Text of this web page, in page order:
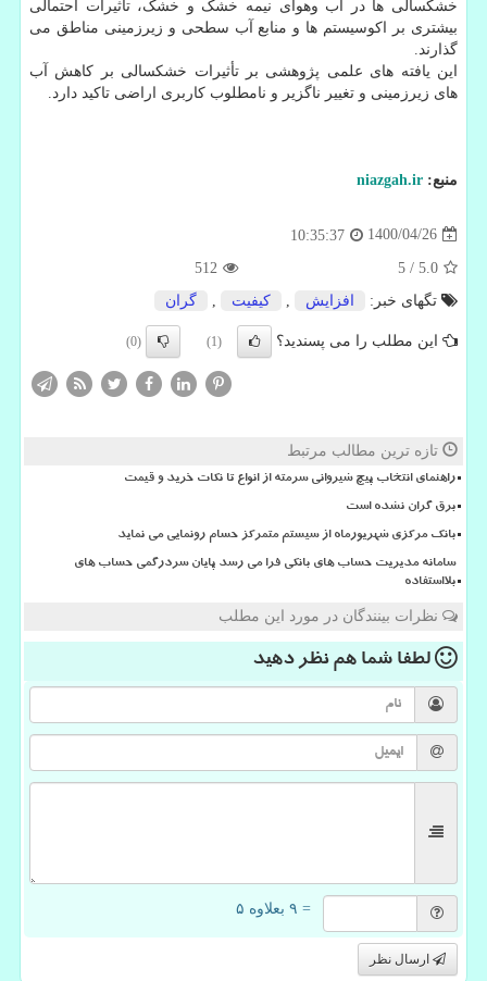
خشکسالی ها در آب وهوای نیمه خشک و خشک، تأثیرات احتمالی
بیشتری بر اکوسیستم ها و منابع آب سطحی و زیرزمینی مناطق می
گذارند.
این یافته های علمی پژوهشی بر تأثیرات خشکسالی بر کاهش آب
های زیرزمینی و تغییر ناگزیر و نامطلوب کاربری اراضی تاکید دارد.
منبع: niazgah.ir
1400/04/26
10:35:37
5.0
/
5
512
تگهای خبر:
افزایش كیفیت گران
این مطلب را می پسندید؟ (1)
(0)
تازه ترین مطالب مرتبط
راهنمای انتخاب پیچ شیروانی سرمته از انواع تا نکات خرید و قیمت
برق گران نشده است
بانک مرکزی شهریورماه از سیستم متمرکز حسام رونمایی می نماید
سامانه مدیریت حساب های بانکی فرا می رسد پایان سردرگمی حساب های
بلااستفاده
نظرات بینندگان در مورد این مطلب
لطفا شما همنظر دهید
= ۹ بعلاوه ۵
ارسال نظر